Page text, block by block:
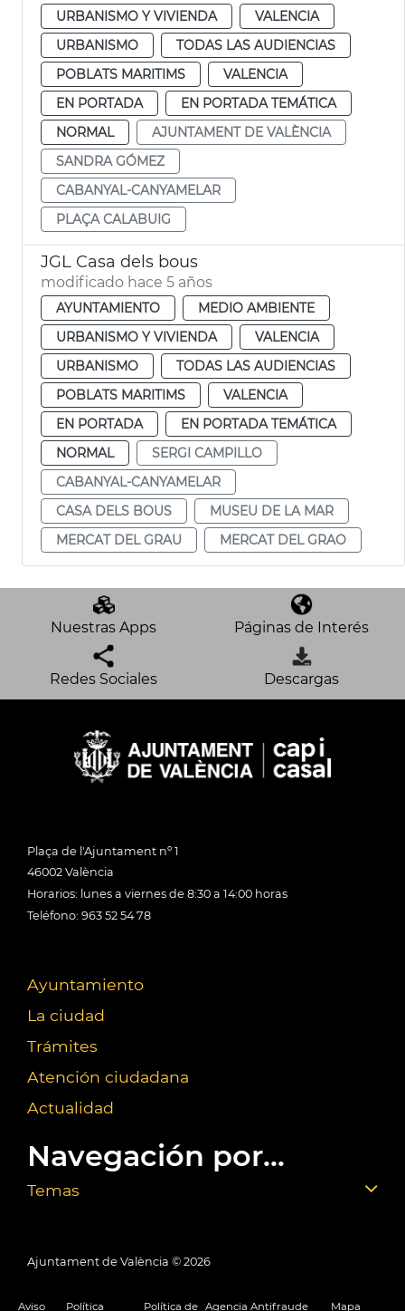
URBANISMO Y VIVIENDA
VALENCIA
URBANISMO
TODAS LAS AUDIENCIAS
POBLATS MARITIMS
VALENCIA
EN PORTADA
EN PORTADA TEMÁTICA
NORMAL
AJUNTAMENT DE VALÈNCIA
SANDRA GÓMEZ
CABANYAL-CANYAMELAR
PLAÇA CALABUIG
JGL Casa dels bous
modificado hace 5 años
AYUNTAMIENTO
MEDIO AMBIENTE
URBANISMO Y VIVIENDA
VALENCIA
URBANISMO
TODAS LAS AUDIENCIAS
POBLATS MARITIMS
VALENCIA
EN PORTADA
EN PORTADA TEMÁTICA
NORMAL
SERGI CAMPILLO
CABANYAL-CANYAMELAR
CASA DELS BOUS
MUSEU DE LA MAR
MERCAT DEL GRAU
MERCAT DEL GRAO
Nuestras Apps Páginas de Interés
Redes Sociales Descargas
Plaça de l'Ajuntament nº 1
46002 València
Horarios: lunes a viernes de 8:30 a 14:00 horas
Teléfono: 963 52 54 78
Ayuntamiento
La ciudad
Trámites
Atención ciudadana
Actualidad
Navegación por...
Temas
Ajuntament de València © 2026
Aviso Política Política de Agencia Antifraude Mapa